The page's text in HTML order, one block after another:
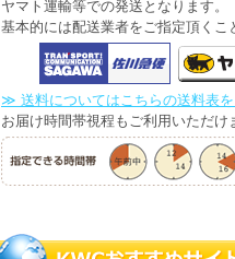
ヤマト運輸等での発送となります。
基本的には配送業者をご指定頂くこ
≫ 送料についてはこちらの送料表
お届け時間帯視程もご利用いただけ